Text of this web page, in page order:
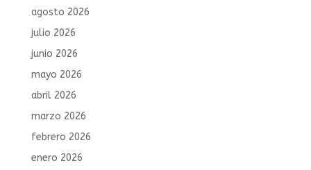
agosto 2026
julio 2026
junio 2026
mayo 2026
abril 2026
marzo 2026
febrero 2026
enero 2026